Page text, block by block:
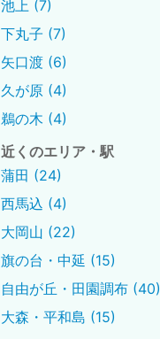
池上 (7)
下丸子 (7)
矢口渡 (6)
久が原 (4)
鵜の木 (4)
近くのエリア・駅
蒲田 (24)
西馬込 (4)
大岡山 (22)
旗の台・中延 (15)
自由が丘・田園調布 (40)
大森・平和島 (15)